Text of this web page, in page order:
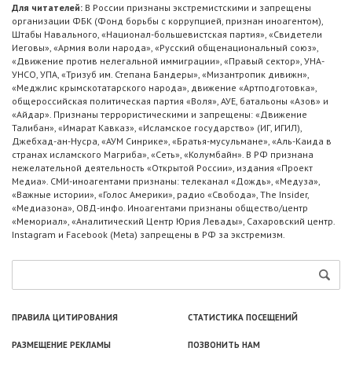
Для читателей: В России признаны экстремистскими и запрещены
организации ФБК (Фонд борьбы с коррупцией, признан иноагентом),
Штабы Навального, «Национал-большевистская партия», «Свидетели
Иеговы», «Армия воли народа», «Русский общенациональный союз»,
«Движение против нелегальной иммиграции», «Правый сектор», УНА-
УНСО, УПА, «Тризуб им. Степана Бандеры», «Мизантропик дивижн»,
«Меджлис крымскотатарского народа», движение «Артподготовка»,
общероссийская политическая партия «Воля», АУЕ, батальоны «Азов» и
«Айдар». Признаны террористическими и запрещены: «Движение
Талибан», «Имарат Кавказ», «Исламское государство» (ИГ, ИГИЛ),
Джебхад-ан-Нусра, «АУМ Синрике», «Братья-мусульмане», «Аль-Каида в
странах исламского Магриба», «Сеть», «Колумбайн». В РФ признана
нежелательной деятельность «Открытой России», издания «Проект
Медиа». СМИ-иноагентами признаны: телеканал «Дождь», «Медуза»,
«Важные истории», «Голос Америки», радио «Свобода», The Insider,
«Медиазона», ОВД-инфо. Иноагентами признаны общество/центр
«Мемориал», «Аналитический Центр Юрия Левады», Сахаровский центр.
Instagram и Facebook (Metа) запрещены в РФ за экстремизм.
ПРАВИЛА ЦИТИРОВАНИЯ СТАТИСТИКА ПОСЕЩЕНИЙ
РАЗМЕЩЕНИЕ РЕКЛАМЫ ПОЗВОНИТЬ НАМ